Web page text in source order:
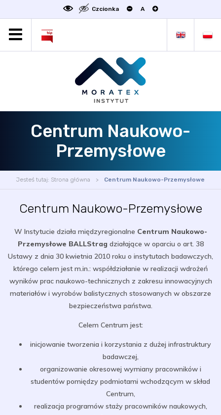
Czcionka A
OGŁOSZENIA
SCIENCE4BUSINESS
DEKLARACJA DOSTĘPNOŚCI
Centrum Naukowo-
Przemysłowe
Jesteś tutaj: Strona główna Centrum Naukowo-Przemysłowe
Centrum Naukowo-Przemysłowe
W Instytucie działa międzyregionalne Centrum Naukowo-
Przemysłowe BALLStrag działające w oparciu o art. 38
Ustawy z dnia 30 kwietnia 2010 roku o instytutach badawczych,
którego celem jest m.in.: współdziałanie w realizacji wdrożeń
wyników prac naukowo-technicznych z zakresu innowacyjnych
materiałów i wyrobów balistycznych stosowanych w obszarze
bezpieczeństwa państwa.
Celem Centrum jest:
inicjowanie tworzenia i korzystania z dużej infrastruktury
badawczej,
organizowanie okresowej wymiany pracowników i
studentów pomiędzy podmiotami wchodzącym w skład
Centrum,
realizacja programów staży pracowników naukowych,